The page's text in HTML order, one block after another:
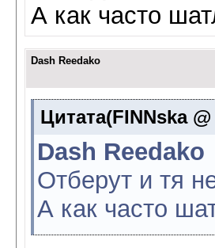
А как часто
Dash Reedako
Цитата(FINNska
Dash Reedako
Отберут и тя
А как часто